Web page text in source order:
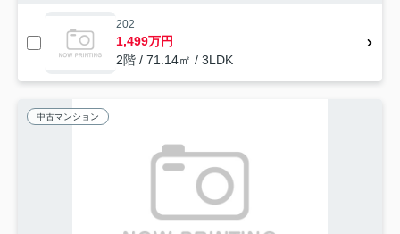
202
1,499万円
2階 / 71.14㎡ / 3LDK
中古マンション